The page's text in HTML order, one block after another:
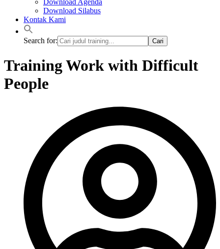
Download Agenda
Download Silabus
Kontak Kami
Search for:
Training Work with Difficult
People